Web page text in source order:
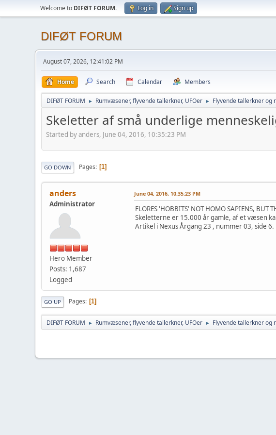
Welcome to DIFØT FORUM. Log in Sign up
DIFØT FORUM
August 07, 2026, 12:41:02 PM
Home Search Calendar Members
DIFØT FORUM ► Rumvæsener, flyvende tallerkner, UFOer ► Flyvende tallerkner og
Skeletter af små underlige
Started by anders, June 04, 2016, 10:35:23 PM
GO DOWN Pages 1
anders
Administrator
Hero Member
Posts: 1,687
Logged
June 04, 2016, 10:35:23 PM
FLORES 'HOBBITS' NOT HOMO SAPIENS, BUT
Skeletterne er 15.000 år gamle, af et væsen
Artikel i Nexus Årgang 23 , nummer 03, side
GO UP Pages 1
DIFØT FORUM ► Rumvæsener, flyvende tallerkner, UFOer ► Flyvende tallerkner og